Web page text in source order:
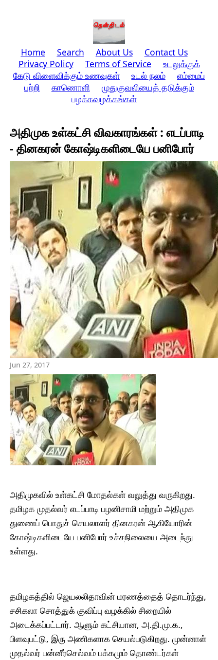
Home Search About Us
Contact Us
Privacy Policy
Terms of Service
உடலுக்குக்
கேடு விளைவிக்கும் உணவுகள்
உடல் நலம்
எம்மைப்
பற்றி
காணொளி
முதுகுவலியைத் தடுக்கும்
பழக்கவழக்கங்கள்
அதிமுக உள்கட்சி விவகாரங்கள் : எடப்பாடி
- தினகரன் கோஷ்டிகளிடையே பனிபோர்
Jun 27, 2017
அதிமுகவில் உள்கட்சி மோதல்கள் வலுத்து வருகிறது.
தமிழக முதல்வர் எடப்பாடி பழனிசாமி மற்றும் அதிமுக
துணைப் பொதுச் செயலாளர் தினகரன் ஆகியோரின்
கோஷ்டிகளிடையே பனிபோர் உச்சநிலையை அடைந்து
உள்ளது.
தமிழகத்தில் ஜெயலலிதாவின் மரணத்தைத் தொடர்ந்து,
சசிகலா சொத்துக் குவிப்பு வழக்கில் சிறையில்
அடைக்கப்பட்டார். ஆளும் கட்சியான, அ.தி.மு.க.,
பிளவுபட்டு, இரு அணிகளாக செயல்படுகிறது. முன்னாள்
முதல்வர் பன்னீர்செல்வம் பக்கமும் தொண்டர்கள்